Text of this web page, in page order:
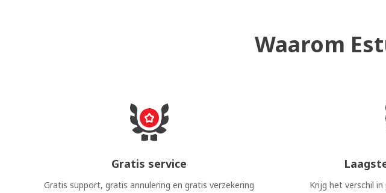
Waarom
Gratis service
Gratis support, gratis annulering en gratis verzekering
Krijg het verschil